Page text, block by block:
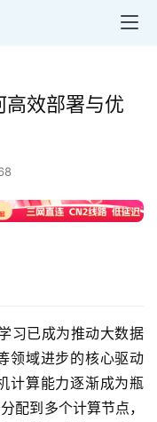
高效部署与优
习已成为推动大数据
领域进步的核心驱动
计算能力逐渐成为瓶
配到多个计算节点，